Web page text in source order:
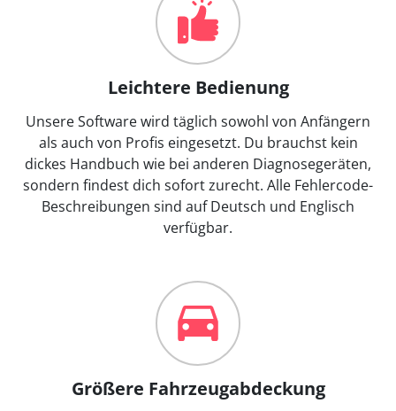
Leichtere Bedienung
Unsere Software wird täglich sowohl von Anfängern
als auch von Profis eingesetzt. Du brauchst kein
dickes Handbuch wie bei anderen Diagnosegeräten,
sondern findest dich sofort zurecht. Alle Fehlercode-
Beschreibungen sind auf Deutsch und Englisch
verfügbar.
Größere Fahrzeugabdeckung